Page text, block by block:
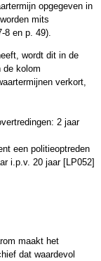
opgegeven in
mits
8 en p. 49).
wordt dit in de
de kolom
verkort,
2 jaar
een politieoptreden
i.p.v. 20 jaar [LP052]
maakt het
dat waardevol